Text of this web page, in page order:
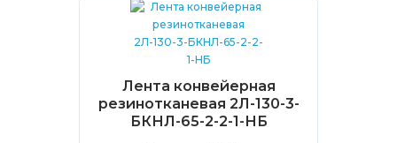
Лента конвейерная
резинотканевая 2Л-130-3-
БКНЛ-65-2-2-1-НБ